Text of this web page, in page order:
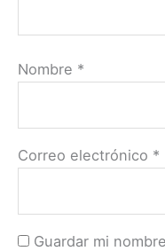
Nombre *
Correo electrónico *
Guardar mi